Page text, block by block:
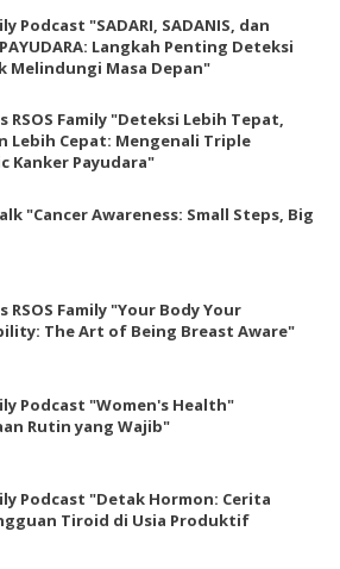
Podcast "SADARI, SADANIS, dan
PAYUDARA: Langkah Penting Deteksi
Melindungi Masa Depan"
RSOS Family "Deteksi Lebih Tepat,
Lebih Cepat: Mengenali Triple
Kanker Payudara"
"Cancer Awareness: Small Steps, Big
RSOS Family "Your Body Your
The Art of Being Breast Aware"
Podcast "Women's Health"
Rutin yang Wajib"
Podcast "Detak Hormon: Cerita
Tiroid di Usia Produktif